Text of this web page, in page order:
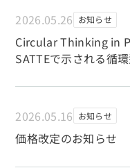
2026.05.26 お知らせ
Circular Thinking in
SATTEで示される循
2026.05.16 お知らせ
価格改定のお知らせ